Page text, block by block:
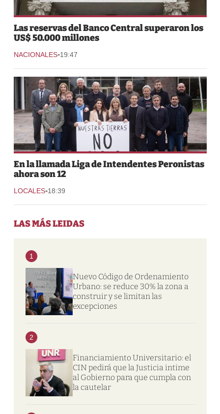
Las reservas del Banco Central superaron los
US$ 50.000 millones
NACIONALES-19:47
En la llamada Liga de Intendentes Peronistas
ahora son 12
LOCALES-18:39
LAS MÁS LEIDAS
1
Nuevo Código de Ordenamiento
Urbano: se reduce 30% la zona a
construir y se limitan las
excepciones
2
Financiamiento Universitario: el
CIN pedirá que la Justicia intime
al Gobierno para que cumpla con
la cautelar